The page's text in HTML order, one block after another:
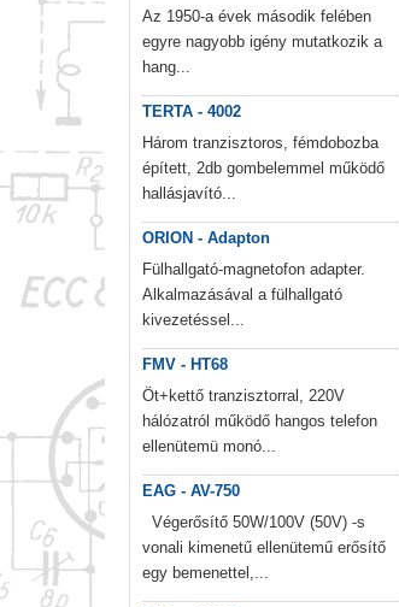
Az 1950-a évek második felében
egyre nagyobb igény mutatkozik a
hang...
TERTA - 4002
Három tranzisztoros, fémdobozba
épített, 2db gombelemmel működő
hallásjavító...
ORION - Adapton
Fülhallgató-magnetofon adapter.
Alkalmazásával a fülhallgató
kivezetéssel...
FMV - HT68
Öt+kettő tranzisztorral, 220V
hálózatról működő hangos telefon
ellenütemü monó...
EAG - AV-750
Végerősítő 50W/100V (50V) -s
vonali kimenetű ellenütemű erősítő
egy bemenettel,...